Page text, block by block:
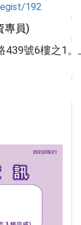
192
專員)
號6樓之1。